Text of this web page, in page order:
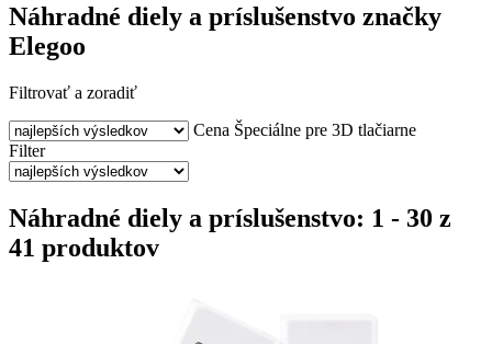
Náhradné diely a príslušenstvo značky
Elegoo
Filtrovať a zoradiť
Cena Špeciálne pre 3D tlačiarne
Filter
Náhradné diely a príslušenstvo: 1 - 30 z
41 produktov